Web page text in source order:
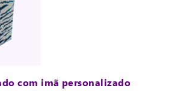
com imã personalizado